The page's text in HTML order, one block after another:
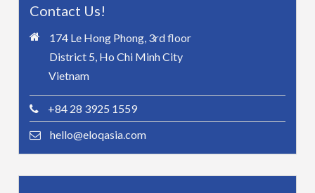
Contact Us!
174 Le Hong Phong, 3rd floor
District 5, Ho Chi Minh City
Vietnam
+84 28 3925 1559
hello@eloqasia.com